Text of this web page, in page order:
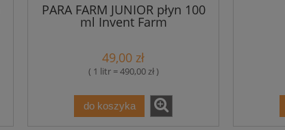
PARA FARM JUNIOR płyn 100
ml Invent Farm
49,00 zł
( 1 litr = 490,00 zł )
do koszyka